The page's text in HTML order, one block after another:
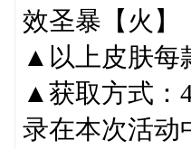
效圣暴【火】
▲以上皮肤每
▲获取方式：
录在本次活动